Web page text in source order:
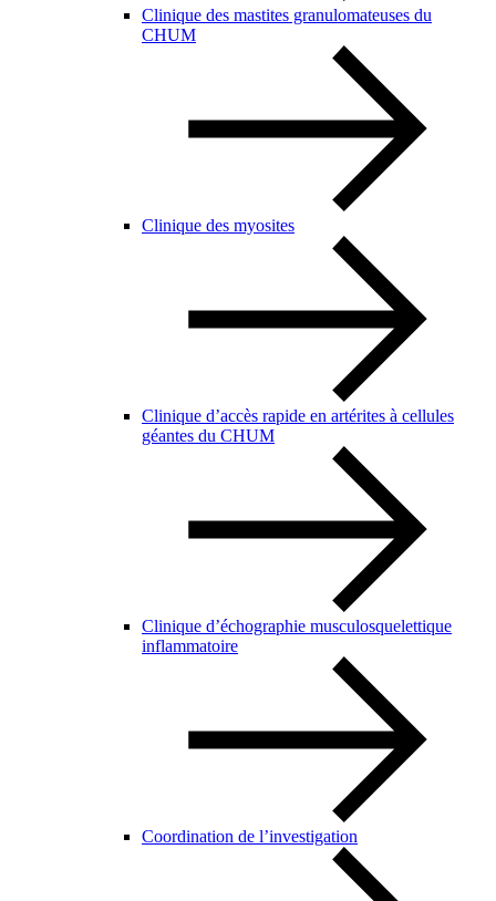
Clinique des mastites granulomateuses du
CHUM
Clinique des myosites
Clinique d’accès rapide en artérites à cellules
géantes du CHUM
Clinique d’échographie musculosquelettique
inflammatoire
Coordination de l’investigation